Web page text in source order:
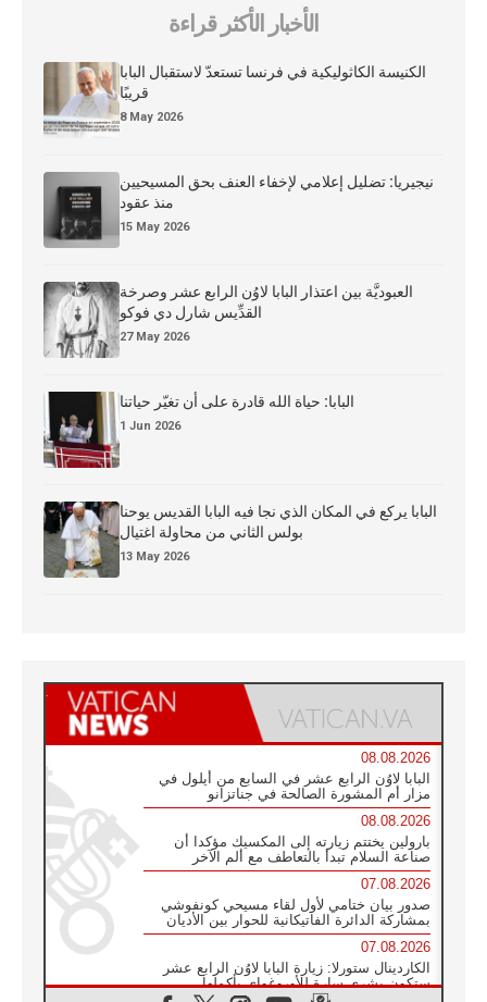
الأخبار الأكثر قراءة
الكنيسة الكاثوليكية في فرنسا تستعدّ لاستقبال البابا
قريبًا
8 May 2026
نيجيريا: تضليل إعلامي لإخفاء العنف بحق المسيحيين
منذ عقود
15 May 2026
العبوديَّة بين اعتذار البابا لاوُن الرابع عشر وصرخة
القدِّيس شارل دي فوكو
27 May 2026
البابا: حياة الله قادرة على أن تغيّر حياتنا
1 Jun 2026
البابا يركع في المكان الذي نجا فيه البابا القديس يوحنا
بولس الثاني من محاولة اغتيال
13 May 2026
08.08.2026
البابا لاوُن الرابع عشر في السابع من أيلول في
مزار أم المشورة الصالحة في جناتزانو
08.08.2026
بارولين يختتم زيارته إلى المكسيك مؤكدا أن
صناعة السلام تبدأ بالتعاطف مع ألم الآخر
07.08.2026
صدور بيان ختامي لأول لقاء مسيحي كونفوشي
بمشاركة الدائرة الفاتيكانية للحوار بين الأديان
07.08.2026
الكاردينال ستورلا: زيارة البابا لاوُن الرابع عشر
ستكون بشرى سارة للأوروغواي بأكملها